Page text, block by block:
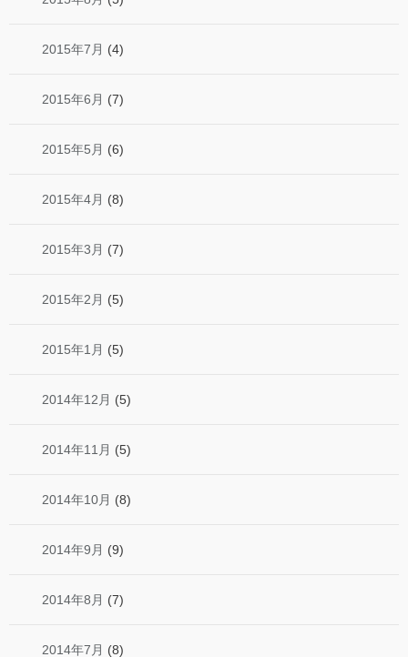
2015年7月 (4)
2015年6月 (7)
2015年5月 (6)
2015年4月 (8)
2015年3月 (7)
2015年2月 (5)
2015年1月 (5)
2014年12月 (5)
2014年11月 (5)
2014年10月 (8)
2014年9月 (9)
2014年8月 (7)
2014年7月 (8)